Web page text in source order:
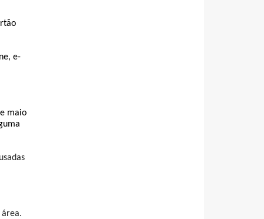
e-
maio